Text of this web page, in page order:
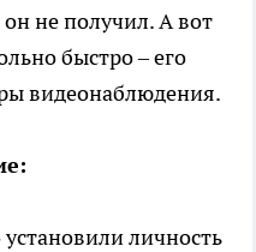
не получил. А вот
быстро – его
видеонаблюдения.
личность